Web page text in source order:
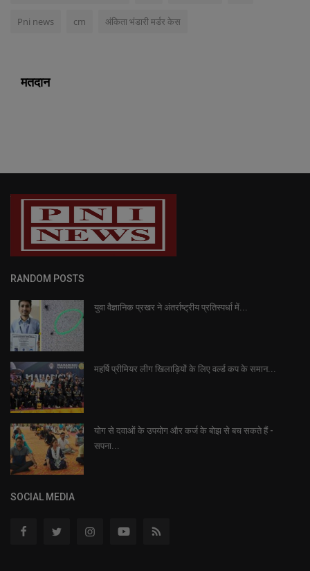
Pni news cm अंकिता भंडारी मर्डर केस
मतदान
RANDOM POSTS
युवा वैज्ञानिक प्रखर ने अंतर्राष्ट्रीय प्रतिस्पर्धा में...
महर्षि प्रीमियर लीग खिलाड़ियों के लिए वर्ल्ड कप के समान...
योग से दवाओं के उपयोग और कर्ज के बोझ से बच सकते हैं -
सपना...
SOCIAL MEDIA